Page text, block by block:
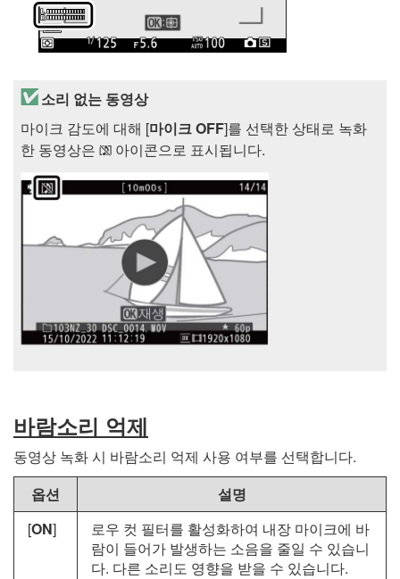
소리 없는 동영상
마이크 감도에 대해 [마이크 OFF]를 선택한 상태로 녹화
한 동영상은 2 아이콘으로 표시됩니다.
바람소리 억제
동영상 녹화 시 바람소리 억제 사용 여부를 선택합니다.
옵션
설명
[ON]
로우 컷 필터를 활성화하여 내장 마이크에 바
람이 들어가 발생하는 소음을 줄일 수 있습니
다. 다른 소리도 영향을 받을 수 있습니다.